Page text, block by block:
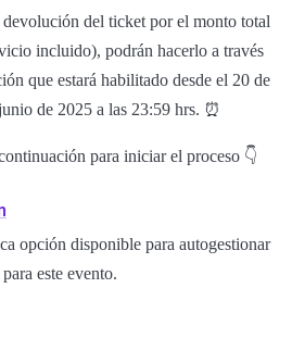
devolución del ticket por el monto total
incluido), podrán hacerlo a través
que estará habilitado desde el 20 de
de 2025 a las 23:59 hrs. ⏰
para iniciar el proceso 👇
opción disponible para autogestionar
este evento.